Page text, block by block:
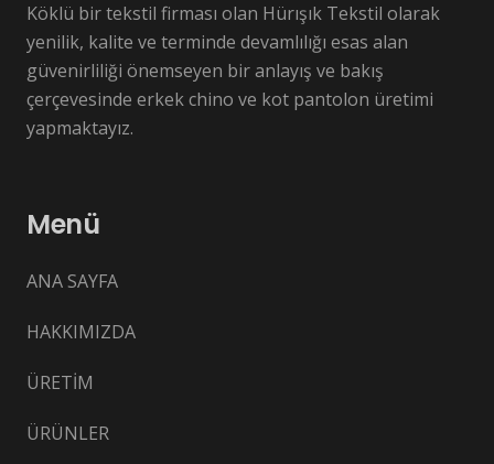
Köklü bir tekstil firması olan Hürışık Tekstil olarak
yenilik, kalite ve terminde devamlılığı esas alan
güvenirliliği önemseyen bir anlayış ve bakış
çerçevesinde erkek chino ve kot pantolon üretimi
yapmaktayız.
Menü
ANA SAYFA
HAKKIMIZDA
ÜRETİM
ÜRÜNLER